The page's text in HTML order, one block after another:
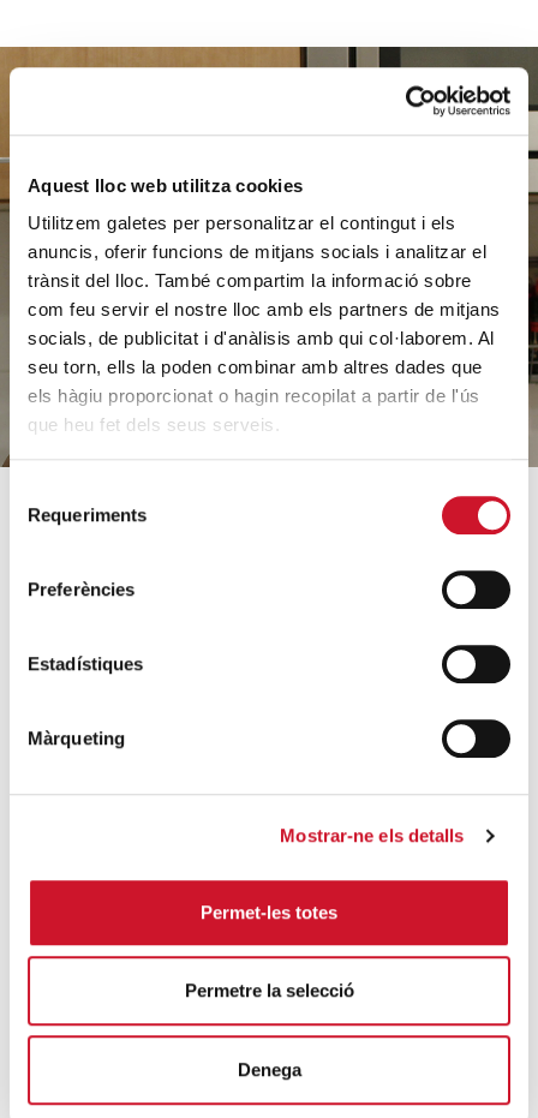
Aquest lloc web utilitza cookies
Utilitzem galetes per personalitzar el contingut i els
anuncis, oferir funcions de mitjans socials i analitzar el
trànsit del lloc. També compartim la informació sobre
com feu servir el nostre lloc amb els partners de mitjans
socials, de publicitat i d'anàlisis amb qui col·laborem. Al
seu torn, ells la poden combinar amb altres dades que
els hàgiu proporcionat o hagin recopilat a partir de l'ús
que heu fet dels seus serveis.
Requeriments
Preferències
Estadístiques
Màrqueting
Mostrar-ne els detalls
Permet-les totes
Permetre la selecció
Denega
Ajuda'ns
a ajudar
FES UN DONATIU
Qui som?
Orientacions estratègiques
Arxiu històric
voluntariat
Acollida i acompanyament
Formació i inserció laboral
Ajuda a necessitats
bàsiques
Persones grans
Necessites ajuda?